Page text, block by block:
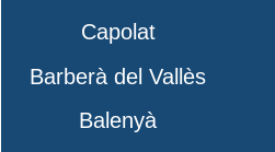
Capolat
Barberà del Vallès
Balenyà